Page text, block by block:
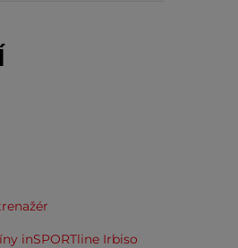
inSPORTline Irbiso